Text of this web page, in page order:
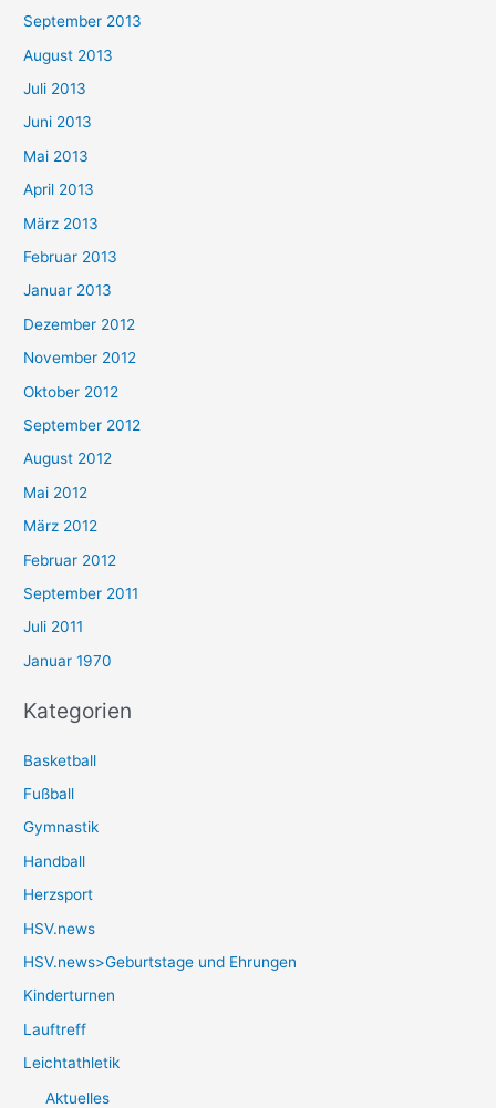
September 2013
August 2013
Juli 2013
Juni 2013
Mai 2013
April 2013
März 2013
Februar 2013
Januar 2013
Dezember 2012
November 2012
Oktober 2012
September 2012
August 2012
Mai 2012
März 2012
Februar 2012
September 2011
Juli 2011
Januar 1970
Kategorien
Basketball
Fußball
Gymnastik
Handball
Herzsport
HSV.news
HSV.news>Geburtstage und Ehrungen
Kinderturnen
Lauftreff
Leichtathletik
Aktuelles